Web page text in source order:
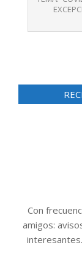
Con
amigos:
interesantes.